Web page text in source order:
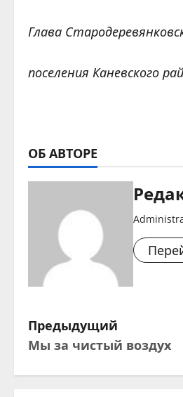
Глава
поселения
ОБ АВТОРЕ
Н
а
в
Предыдущий
Мы за чистый воздух